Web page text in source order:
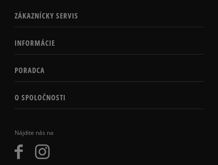
Nájdite nás na
ZÁKAZNÍCKY SERVIS
INFORMÁCIE
PORADCA
O SPOLOČNOSTI